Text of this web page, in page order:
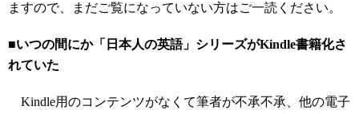
ますので、まだご覧になっていない方はご一読ください。
■いつの間にか「日本人の英語」シリーズがKindle書籍化さ
れていた
Kindle用のコンテンツがなくて筆者が不承不承、他の電子